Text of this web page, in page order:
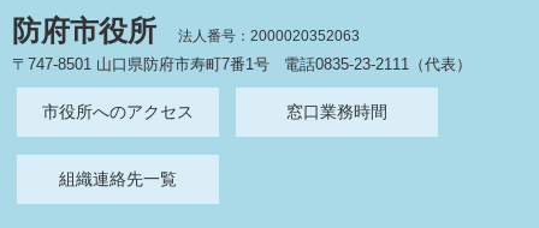
防府市役所 法人番号：2000020352063
〒747-8501 山口県防府市寿町7番1号 電話0835-23-2111（代表）
市役所へのアクセス 窓口業務時間
組織連絡先一覧